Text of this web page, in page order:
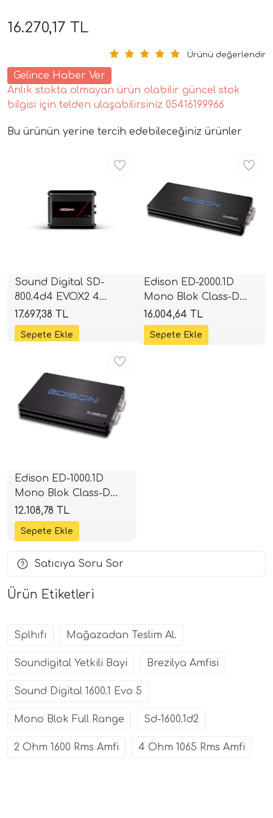
Modelleri
Setleri)
Arac Baslari)
Performans)
16.270,17 TL
Ürünü değerlendir
Gelince Haber Ver
Anlık stokta olmayan ürün olabilir güncel stok
bilgisi için telden ulaşabilirsiniz 05416199966
Bu ürünün yerine tercih edebileceğiniz ürünler
Sound Digital SD-
800.4d4 EVOX2 4
Kanallı Full Range
Amplifikatör | 2 Ohm
4x200W RMS | 4 Ohm
4x132W RMS | SPLHIFI
17.697,38 TL
Edison ED-2000.1D
Mono Blok Class-D
Amplifikatör | 2000W
RMS | SPLHIFI
16.004,64 TL
Edison ED-1000.1D
Mono Blok Class-D
Amplifikatör | 1000W
RMS | SPLHIFI
12.108,78 TL
Satıcıya Soru Sor
Ürün Etiketleri
Splhıfı Mağazadan Teslim Al.
Soundigital Yetkili Bayi Brezilya Amfisi
Sound Digital 1600.1 Evo 5
Mono Blok Full Range Sd-1600.1d2
2 Ohm 1600 Rms Amfi 4 Ohm 1065 Rms Amfi